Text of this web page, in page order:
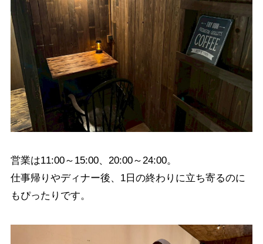
営業は11:00～15:00、20:00～24:00。
仕事帰りやディナー後、1日の終わりに立ち寄るのに
もぴったりです。